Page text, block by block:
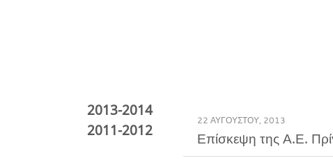
2013-2014
2011-2012
22 ΑΥΓΟΎΣΤΟΥ, 2013
Επίσκεψη της Α.Ε.